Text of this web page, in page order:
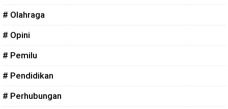
# Olahraga
# Opini
# Pemilu
# Pendidikan
# Perhubungan